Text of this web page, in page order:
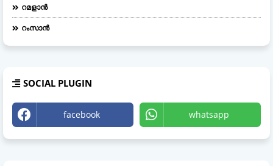
റമളാൻ
റംസാൻ
SOCIAL PLUGIN
facebook whatsapp